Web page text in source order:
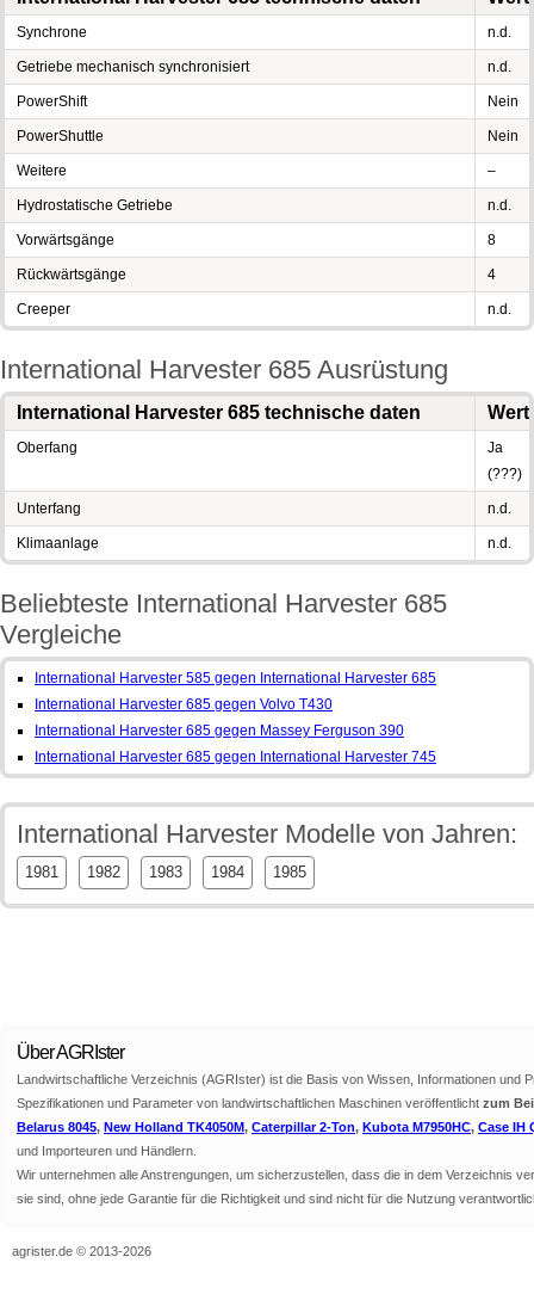
Synchrone n.d.
Getriebe mechanisch synchronisiert n.d.
PowerShift Nein
PowerShuttle Nein
Weitere –
Hydrostatische Getriebe n.d.
Vorwärtsgänge 8
Rückwärtsgänge 4
Creeper n.d.
International Harvester 685 Ausrüstung
International Harvester 685 technische daten Wert
Oberfang
Ja
(???)
Unterfang n.d.
Klimaanlage n.d.
Beliebteste International Harvester 685
Vergleiche
International Harvester 585 gegen International Harvester 685
International Harvester 685 gegen Volvo T430
International Harvester 685 gegen Massey Ferguson 390
International Harvester 685 gegen International Harvester 745
International Harvester Modelle von Jahren:
1981 1982 1983 1984 1985
Über AGRIster
Landwirtschaftliche Verzeichnis (AGRIster) ist die Basis von Wissen, Informationen
Spezifikationen und Parameter von landwirtschaftlichen Maschinen veröffentlicht zum
Belarus 8045, New Holland TK4050M, Caterpillar 2-Ton, Kubota M7950HC, Case IH
und Importeuren und Händlern.
Wir unternehmen alle Anstrengungen, um sicherzustellen, dass die in dem Verzeichnis
sie sind, ohne jede Garantie für die Richtigkeit und sind nicht für die Nutzung
agrister.de © 2013-2026